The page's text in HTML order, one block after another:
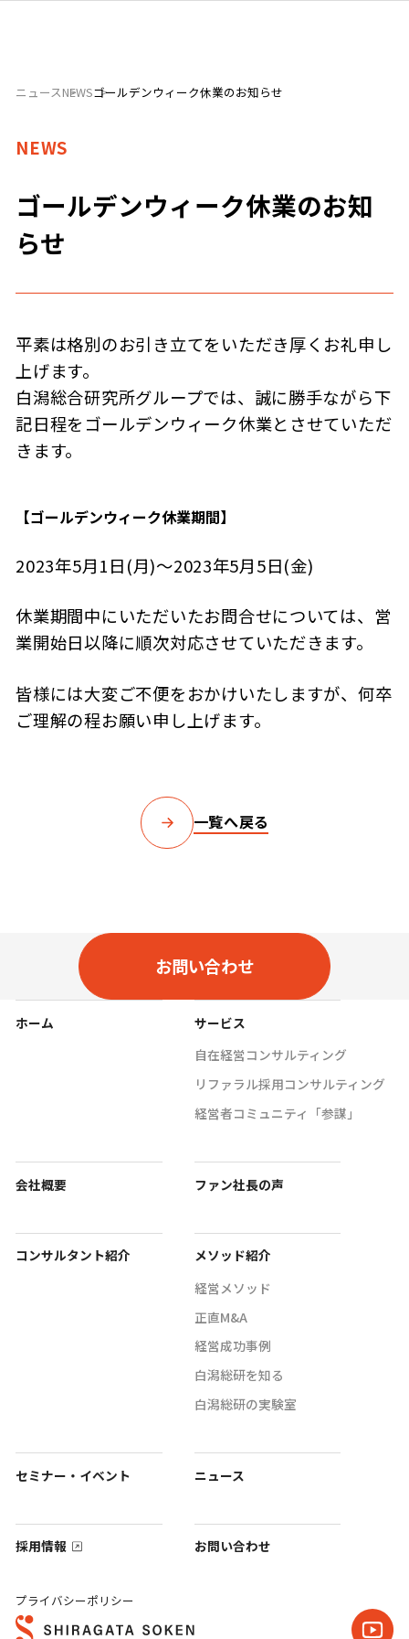
ニュースNEWSゴールデンウィーク休業のお知らせ
NEWS
ゴールデンウィーク休業のお知
らせ
平素は格別のお引き立てをいただき厚くお礼申し
上げます。
白潟総合研究所グループでは、誠に勝手ながら下
記日程をゴールデンウィーク休業とさせていただ
きます。
【ゴールデンウィーク休業期間】
2023年5月1日(月)～2023年5月5日(金)
休業期間中にいただいたお問合せについては、営
業開始日以降に順次対応させていただきます。
皆様には大変ご不便をおかけいたしますが、何卒
ご理解の程お願い申し上げます。
一覧へ戻る
お問い合わせ
ホーム
サービス
自在経営コンサルティング
リファラル採用コンサルティング
経営者コミュニティ「参謀」
会社概要 ファン社長の声
コンサルタント紹介
メソッド紹介
経営メソッド
正直M&A
経営成功事例
白潟総研を知る
白潟総研の実験室
セミナー・イベント ニュース
採用情報 お問い合わせ
プライバシーポリシー